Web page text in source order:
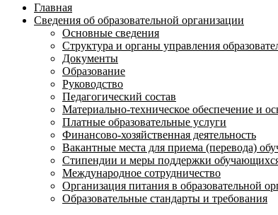
Главная
Сведения об образовательной организации
Основные сведения
Структура и органы управления
Документы
Образование
Руководство
Педагогический состав
Материально-техническое обеспечение и
Платные образовательные услуги
Финансово-хозяйственная деятельность
Вакантные места для приема (перевода)
Стипендии и меры поддержки
Международное сотрудничество
Организация питания в образовательной
Образовательные стандарты и требования